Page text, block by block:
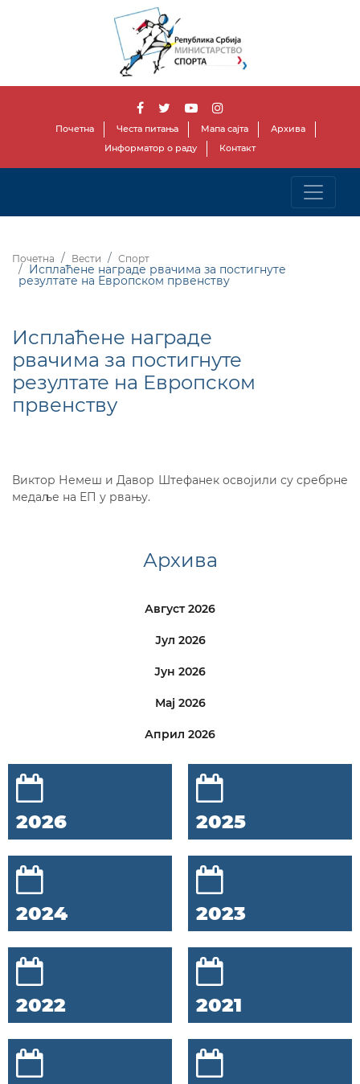
Почетна Честа питања Мапа сајта
Архива
Информатор о раду
Контакт
Почетна Вести Спорт
Исплаћене награде рвачима за постигнуте
резултате на Европском првенству
Исплаћене награде
рвачима за постигнуте
резултате на Европском
првенству
Виктор Немеш и Давор Штефанек освојили су сребрне
медаље на ЕП у рвању.
Архива
Август 2026
Јул 2026
Јун 2026
Мај 2026
Април 2026
2026 2025
2024 2023
2022 2021